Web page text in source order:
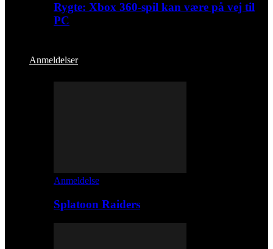
Rygte: Xbox 360-spil kan være på vej til
PC
Anmeldelser
Anmeldelse
Splatoon Raiders